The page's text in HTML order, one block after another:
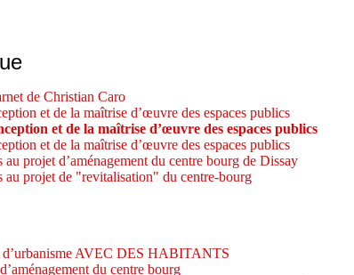
de Christian Caro
et de la maîtrise d’œuvre des espaces publics
et de la maîtrise d’œuvre des espaces publics
et de la maîtrise d’œuvre des espaces publics
projet d’aménagement du centre bourg de Dissay
au projet de "revitalisation" du centre-bourg
d’urbanisme AVEC DES HABITANTS
du centre bourg